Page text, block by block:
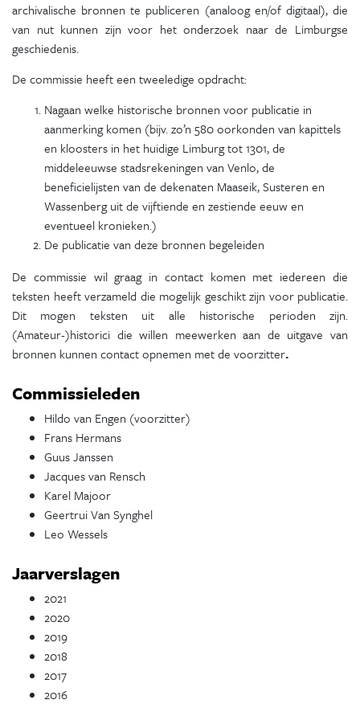
archivalische bronnen te publiceren (analoog en/of digitaal), die
van nut kunnen zijn voor het onderzoek naar de Limburgse
geschiedenis.
De commissie heeft een tweeledige opdracht:
Nagaan welke historische bronnen voor publicatie in
aanmerking komen (bijv. zo’n 580 oorkonden van kapittels
en kloosters in het huidige Limburg tot 1301, de
middeleeuwse stadsrekeningen van Venlo, de
beneficielijsten van de dekenaten Maaseik, Susteren en
Wassenberg uit de vijftiende en zestiende eeuw en
eventueel kronieken.)
De publicatie van deze bronnen begeleiden
De commissie wil graag in contact komen met iedereen die
teksten heeft verzameld die mogelijk geschikt zijn voor publicatie.
Dit mogen teksten uit alle historische perioden zijn.
(Amateur-)historici die willen meewerken aan de uitgave van
bronnen kunnen contact opnemen met de voorzitter.
Commissieleden
Hildo van Engen (voorzitter)
Frans Hermans
Guus Janssen
Jacques van Rensch
Karel Majoor
Geertrui Van Synghel
Leo Wessels
Jaarverslagen
2021
2020
2019
2018
2017
2016